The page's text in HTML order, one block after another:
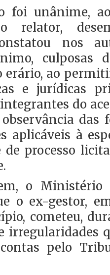
foi unânime,
relator,
nos
culposas
erário, ao
e jurídicas
do
das
aplicáveis à
processo
o Ministério
o ex-gestor,
cometeu,
irregularidades
pelo